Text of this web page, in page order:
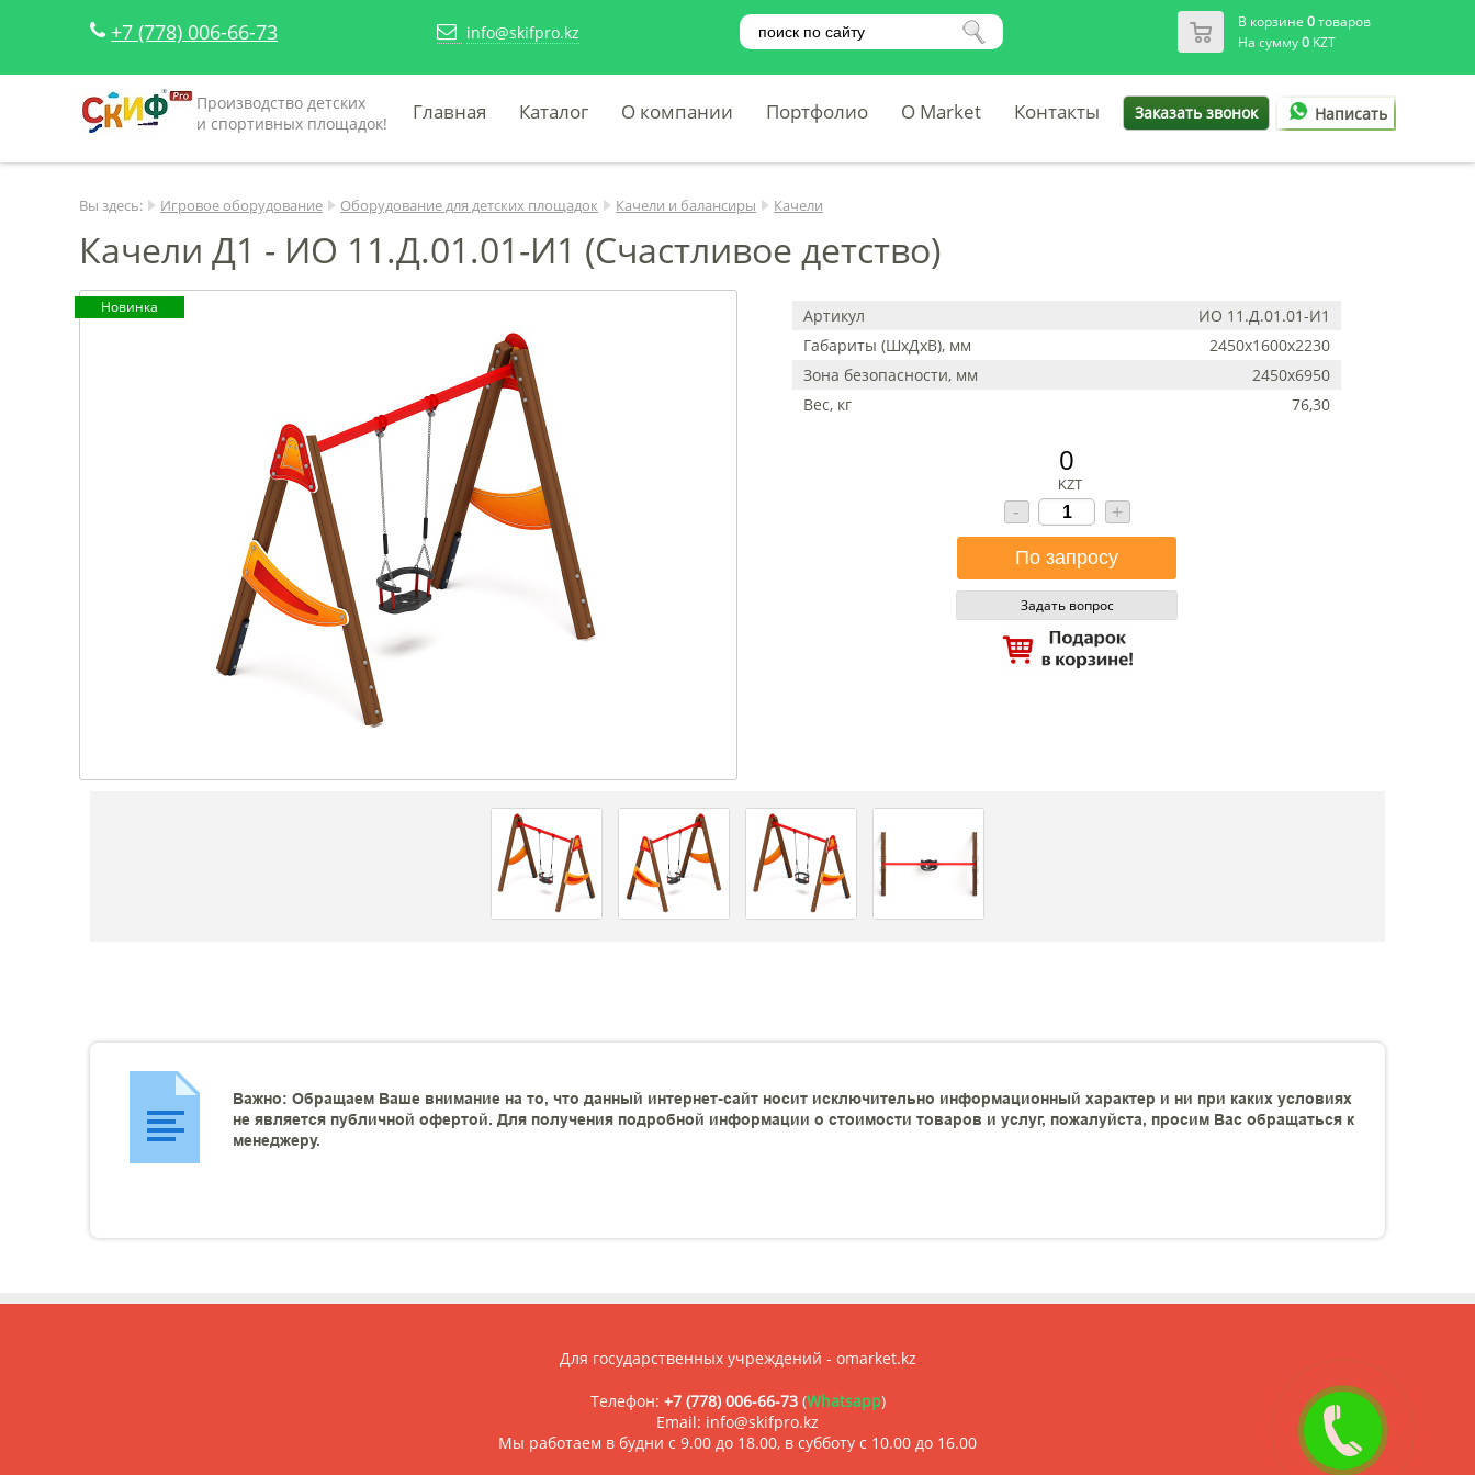
+7 (778) 006-66-73 info@skifpro.kz В корзине 0товаров
На сумму0KZT
Производство детских
и спортивных площадок!
Главная Каталог О компании Портфолио O Market Контакты Заказать звонок Написать
Вы здесь: Игровое оборудование Оборудование для детских площадок Качели и балансиры Качели
Качели Д1 - ИО 11.Д.01.01-И1 (Счастливое детство)
Новинка Артикул
ИО 11.Д.01.01-И1
Габариты (ШхДхВ), мм
2450x1600x2230
Зона безопасности, мм
2450х6950
Вес, кг
76,30
0
KZT
- +
Задать вопрос
Важно: Обращаем Ваше внимание на то, что данный интернет-сайт носит исключительно информационный характер и ни при каких условиях
не является публичной офертой. Для получения подробной информации о стоимости товаров и услуг, пожалуйста, просим Вас обращаться к
менеджеру.
Для государственных учреждений - omarket.kz
Телефон: +7 (778) 006-66-73(Whatsapp)
Email: info@skifpro.kz
Мы работаем в будни с 9.00 до 18.00, в субботу с 10.00 до 16.00